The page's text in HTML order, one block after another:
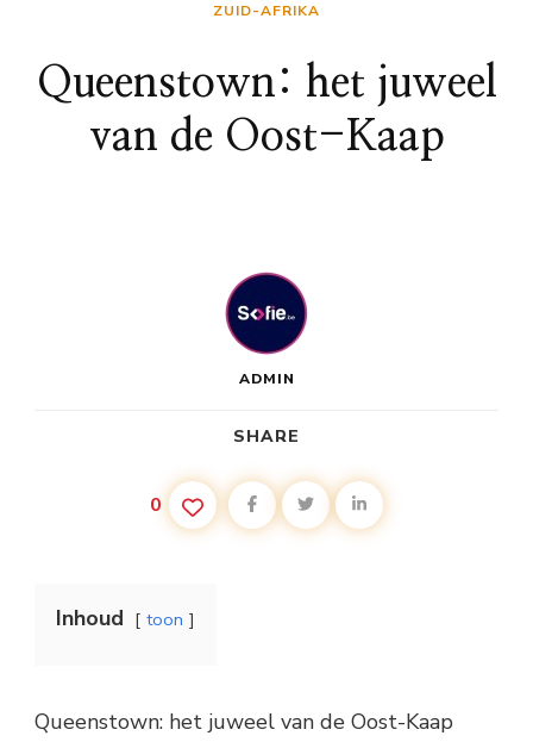
ZUID-AFRIKA
Queenstown: het juweel
van de Oost-Kaap
ADMIN
SHARE
0
Inhoud toon
Queenstown: het juweel van de Oost-Kaap